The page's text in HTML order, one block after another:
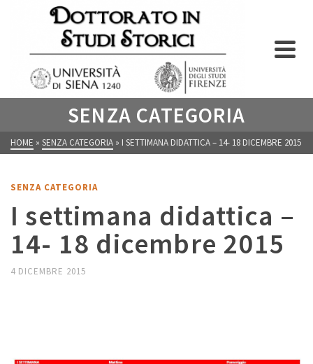
SENZA CATEGORIA
HOME » SENZA CATEGORIA » I SETTIMANA DIDATTICA – 14- 18 DICEMBRE 2015
SENZA CATEGORIA
I settimana didattica –
14- 18 dicembre 2015
4 DICEMBRE 2015